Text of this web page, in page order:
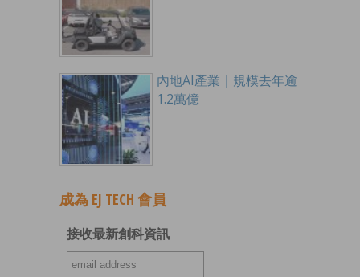
內地AI產業｜規模去年逾
1.2萬億
成為 EJ TECH 會員
接收最新創科資訊